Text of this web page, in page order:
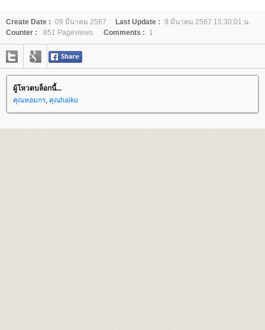
Create Date : 09 มีนาคม 2567 Last Update : 9 มีนาคม 2567 15:30:01 น.
Counter :
851 Pageviews. Comments : 1
ผู้โหวตบล็อกนี้...
คุณหอมกร, คุณhaiku